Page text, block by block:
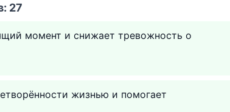
27
момент и снижает тревожность о
жизнью и помогает